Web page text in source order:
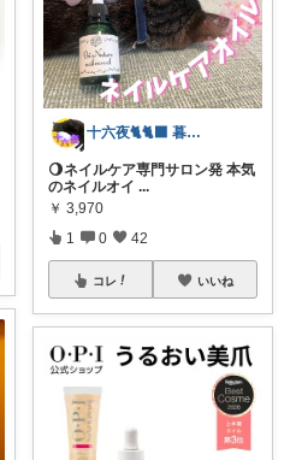
十六夜🐈🐈‍⬛ 暮らしのあれこれ
🌖ネイルケア専門サロン発 本気
のネイルオイ ...
￥ 3,970
1 0 42
コレ いいね